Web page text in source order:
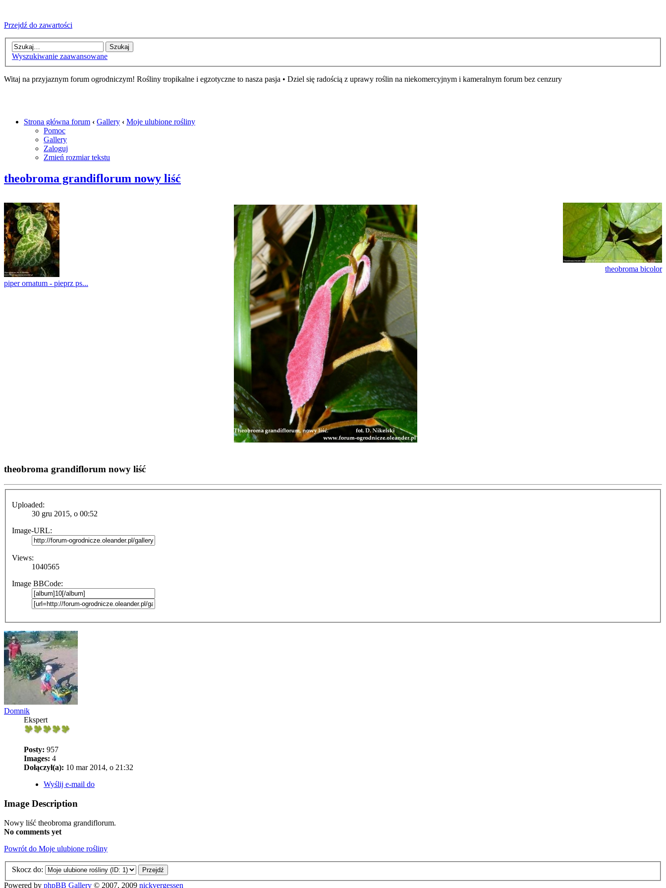
Przejdź do zawartości
Wyszukiwanie zaawansowane
Witaj na przyjaznym forum ogrodniczym! Rośliny tropikalne i egzotyczne to nasza pasja • Dziel się radością z uprawy roślin na niekomercyjnym i kameralnym forum bez cenzury
Strona główna forum ‹ Gallery ‹ Moje ulubione rośliny
Pomoc
Gallery
Zaloguj
Zmień rozmiar tekstu
theobroma grandiflorum nowy liść
piper ornatum - pieprz ps...
theobroma bicolor
theobroma grandiflorum nowy liść
Uploaded:
30 gru 2015, o 00:52
Image-URL:
Views:
1040565
Image BBCode:
Domnik
Ekspert
Posty: 957
Images: 4
Dołączył(a): 10 mar 2014, o 21:32
Wyślij e-mail do
Image Description
Nowy liść theobroma grandiflorum.
No comments yet
Powrót do Moje ulubione rośliny
Skocz do:
Powered by phpBB Gallery © 2007, 2009 nickvergessen